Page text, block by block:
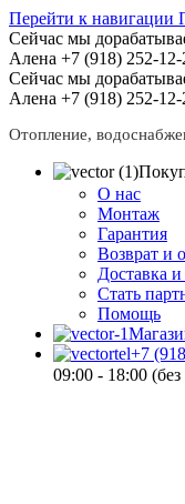
Перейти к навигации
Сейчас мы
Алена +7 (918) 252-12-
Сейчас мы
Алена +7 (918) 252-12-
Отопление,
О нас
Монтаж
Гарантия
Возврат и
Доставка и
Стать
Помощь
+7
09:00 - 18:00